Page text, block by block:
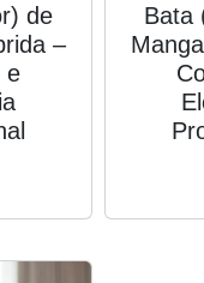
de
–
e
Bata